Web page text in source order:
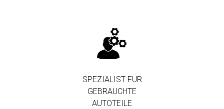
SPEZIALIST FÜR
GEBRAUCHTE
AUTOTEILE